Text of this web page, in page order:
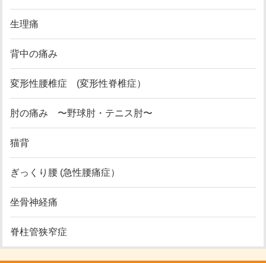
生理痛
背中の痛み
変形性腰椎症 (変形性脊椎症）
肘の痛み 〜野球肘・テニス肘〜
猫背
ぎっくり腰 (急性腰痛症）
坐骨神経痛
脊柱管狭窄症